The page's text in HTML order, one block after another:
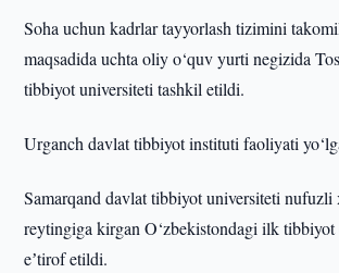
Soha uchun kadrlar tayyorlash tizimini
maqsadida uchta oliy o‘quv yurti negizida
tibbiyot universiteti tashkil etildi.
Urganch davlat tibbiyot instituti faoliyati
Samarqand davlat tibbiyot universiteti
reytingiga kirgan O‘zbekistondagi ilk
eʼtirof etildi.